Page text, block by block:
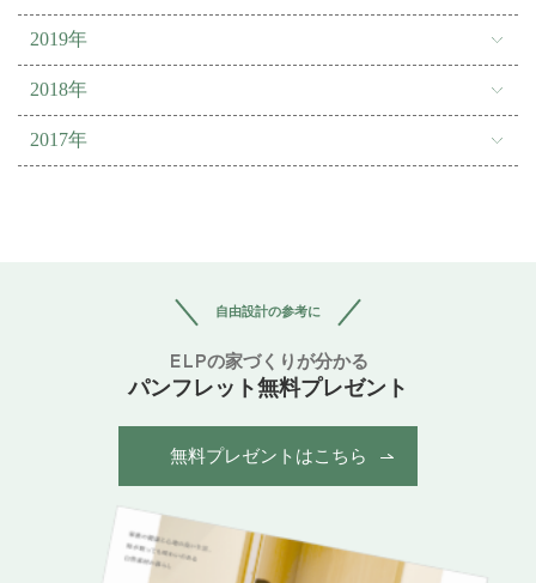
2019年
2018年
2017年
自由設計の参考に
ELPの家づくりが分かる
パンフレット無料プレゼント
無料プレゼントはこちら